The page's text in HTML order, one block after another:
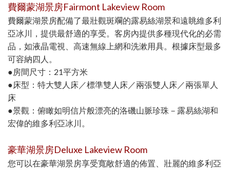
費爾蒙湖景房Fairmont Lakeview Room
費爾蒙湖景房配備了最壯觀斑斕的露易絲湖景和遠眺維多利
亞冰川，提供最舒適的享受。客房內提供多種現代化的必需
品，如液晶電視、高速無線上網和洗漱用具。根據床型最多
可容納四人。
●房間尺寸：21平方米
●床型：特大雙人床／標準雙人床／兩張雙人床／兩張單人
床
●景觀：俯瞰如明信片般漂亮的洛磯山脈珍珠－露易絲湖和
宏偉的維多利亞冰川。
豪華湖景房Deluxe Lakeview Room
您可以在豪華湖景房享受寬敞舒適的佈置、壯麗的維多利亞